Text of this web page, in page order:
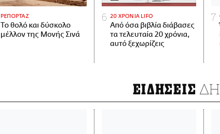
ΡΕΠΟΡΤΑΖ
Το θολό και δύσκολο
μέλλον της Μονής Σινά
20 ΧΡΟΝΙΑ LIFO
Από όσα βιβλία διάβασες
τα τελευταία 20 χρόνια,
αυτό ξεχωρίζεις
ΕΙΔΗΣΕΙΣ